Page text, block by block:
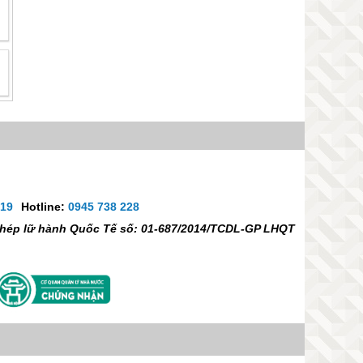
Hotline: 0945 738 228
lữ hành Quốc Tế số: 01-687/2014/TCDL-GP LHQT